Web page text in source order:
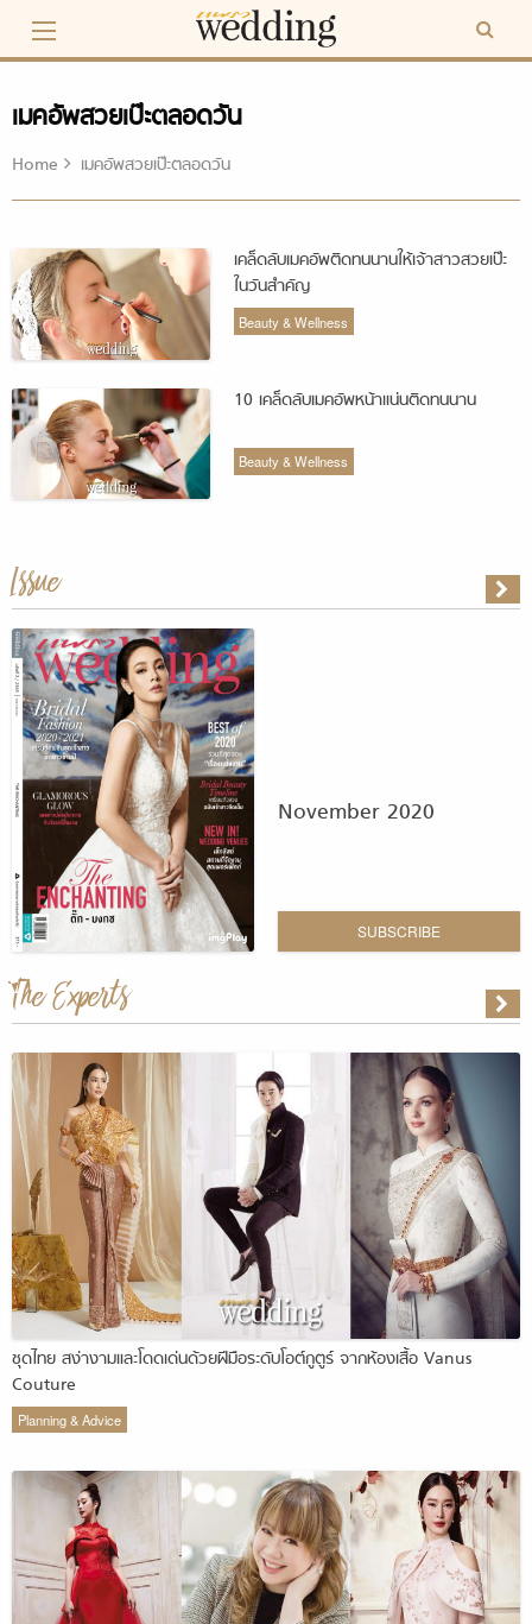
content
เมคอัพสวยเป๊ะตลอดวัน
Home เมคอัพสวยเป๊ะตลอดวัน
เคล็ดลับเมคอัพติดทนนานให้เจ้าสาวสวยเป๊ะ
ในวันสำคัญ
Beauty & Wellness
10 เคล็ดลับเมคอัพหน้าแน่นติดทนนาน
Beauty & Wellness
Issue
November 2020
SUBSCRIBE
The Experts
ชุดไทย สง่างามและโดดเด่นด้วยฝีมือระดับโอต์กูตูร์ จากห้องเสื้อ Vanus
Couture
Planning & Advice